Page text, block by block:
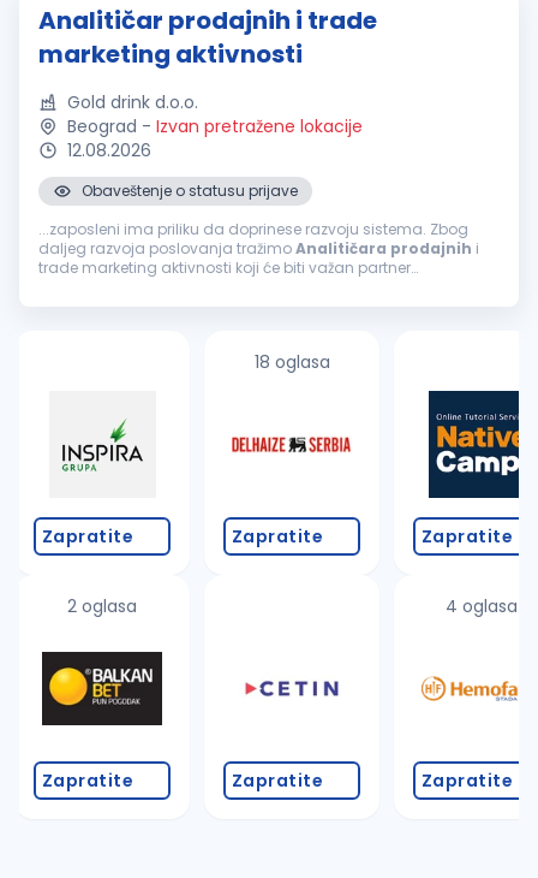
Analitičar prodajnih i trade
marketing aktivnosti
Gold drink d.o.o.
Beograd - Izvan pretražene lokacije
12.08.2026
Obaveštenje o statusu prijave
...zaposleni ima priliku da doprinese razvoju sistema. Zbog
daljeg razvoja poslovanja tražimoAnalitičara prodajnih i
trade marketing aktivnosti koji će biti važan partner
pozicije Misija
Zapratite
2 oglasa
Zapratite
18 oglasa
Zapratite
Zapratite
Zapratite
4 oglasa
Zapratite